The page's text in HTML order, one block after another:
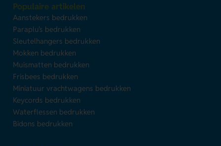
Populaire artikelen
Aanstekers bedrukken
Paraplu's bedrukken
Sleutelhangers bedrukken
Mokken bedrukken
Muismatten bedrukken
Frisbees bedrukken
Miniatuur vrachtwagens bedrukken
Keycords bedrukken
Waterflessen bedrukken
Bidons bedrukken